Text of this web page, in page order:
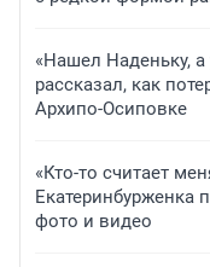
«Нашел Наденьку,
рассказал, как
Архипо-Осиповке
«Кто-то считает
фото и видео